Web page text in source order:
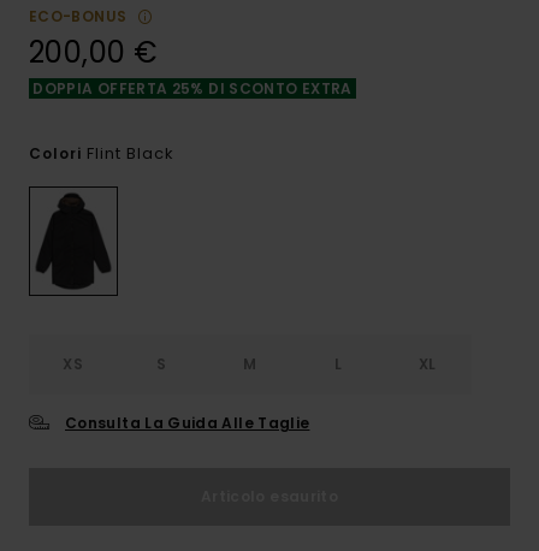
ECO-BONUS
200,00 €
DOPPIA OFFERTA 25% DI SCONTO EXTRA
Colori Flint Black
XS S M L XL
Consulta La Guida Alle Taglie